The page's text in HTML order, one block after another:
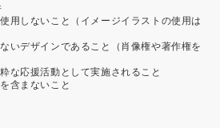
用しないこと（イメージイラストの使用は
いデザインであること（肖像権や著作権を
な応援活動として実施されること
含まないこと